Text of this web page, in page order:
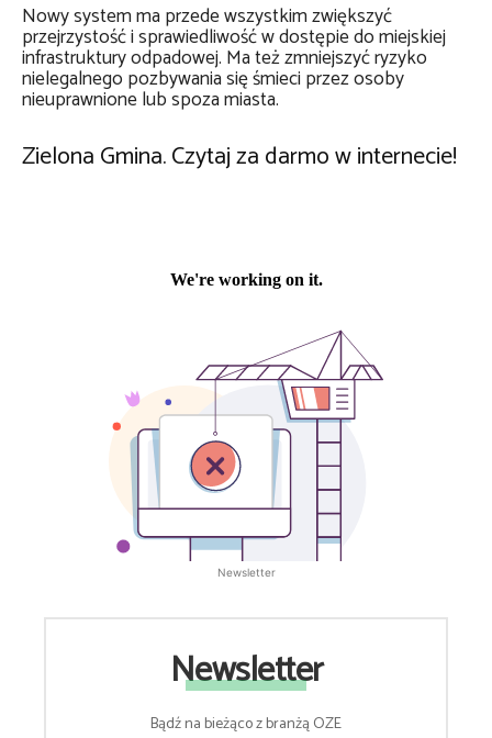
Nowy system ma przede wszystkim zwiększyć
przejrzystość i sprawiedliwość w dostępie do miejskiej
infrastruktury odpadowej. Ma też zmniejszyć ryzyko
nielegalnego pozbywania się śmieci przez osoby
nieuprawnione lub spoza miasta.
Zielona Gmina. Czytaj za darmo w internecie!
Newsletter
Newsletter
Bądź na bieżąco z branżą OZE